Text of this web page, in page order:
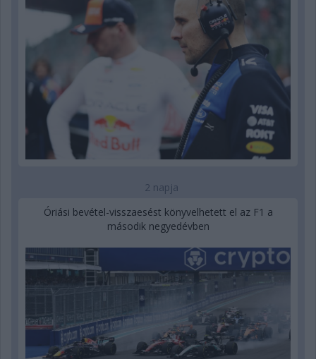
2 napja
Óriási bevétel-visszaesést könyvelhetett el az F1 a
második negyedévben